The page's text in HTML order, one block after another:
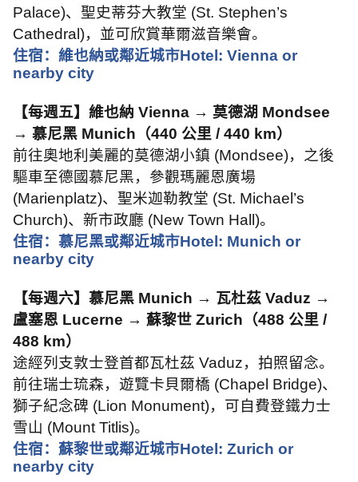
Palace)、聖史蒂芬大教堂 (St. Stephen’s
Cathedral)，並可欣賞華爾滋音樂會。
住宿：維也納或鄰近城市Hotel: Vienna or
nearby city
【每週五】維也納 Vienna → 莫德湖 Mondsee
→ 慕尼黑 Munich （440 公里 / 440 km）
前往奧地利美麗的莫德湖小鎮 (Mondsee)，之後
驅車至德國慕尼黑，參觀瑪麗恩廣場
(Marienplatz)、聖米迦勒教堂 (St. Michael’s
Church)、新市政廳 (New Town Hall)。
住宿：慕尼黑或鄰近城市Hotel: Munich or
nearby city
【每週六】慕尼黑 Munich → 瓦杜茲 Vaduz →
盧塞恩 Lucerne → 蘇黎世 Zurich （488 公里 /
488 km）
途經列支敦士登首都瓦杜茲 Vaduz，拍照留念。
前往瑞士琉森，遊覽卡貝爾橋 (Chapel Bridge)、
獅子紀念碑 (Lion Monument)，可自費登鐵力士
雪山 (Mount Titlis)。
住宿：蘇黎世或鄰近城市Hotel: Zurich or
nearby city